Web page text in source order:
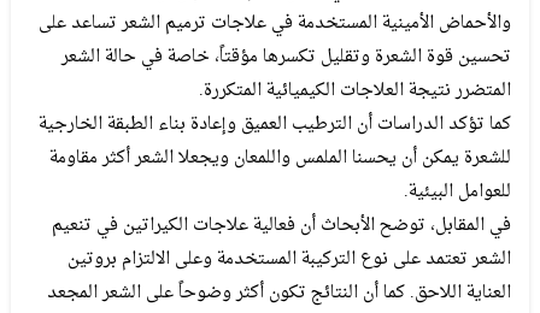
والأحماض الأمينية المستخدمة في علاجات ترميم الشعر تساعد على
تحسين قوة الشعرة وتقليل تكسرها مؤقتاً، خاصة في حالة الشعر
المتضرر نتيجة العلاجات الكيميائية المتكررة.
كما تؤكد الدراسات أن الترطيب العميق وإعادة بناء الطبقة الخارجية
للشعرة يمكن أن يحسنا الملمس واللمعان ويجعلا الشعر أكثر مقاومة
للعوامل البيئية.
في المقابل، توضح الأبحاث أن فعالية علاجات الكيراتين في تنعيم
الشعر تعتمد على نوع التركيبة المستخدمة وعلى الالتزام بروتين
العناية اللاحق. كما أن النتائج تكون أكثر وضوحاً على الشعر المجعد